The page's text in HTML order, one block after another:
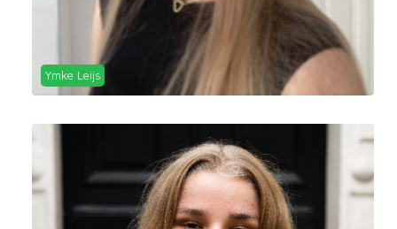
Ymke Leijs